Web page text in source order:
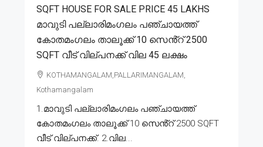
SQFT HOUSE FOR SALE PRICE 45 LAKHS
മാവുടി പല്ലാരിമംഗലം പഞ്ചായത്ത്
കോതമംഗലം താലൂക്ക് 10 സെൻ്റ് 2500
SQFT വീട് വില്പനക്ക് വില 45 ലക്ഷം
KOTHAMANGALAM,PALLARIMANGALAM,
Kothamangalam
1.മാവുടി പല്ലാരിമംഗലം പഞ്ചായത്ത്
കോതമംഗലം താലൂക്ക് 10 സെൻ്റ് 2500 SQFT
വീട് വില്പനക്ക്. 2.വില...